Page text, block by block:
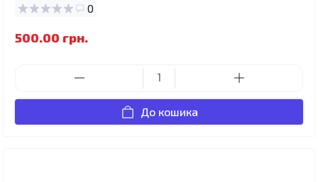
0
500.00 грн.
До кошика